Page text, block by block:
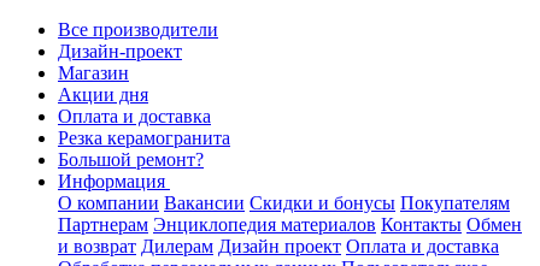
Все производители
Дизайн-проект
Магазин
Акции дня
Оплата и доставка
Резка керамогранита
Большой ремонт?
Информация
О компании Вакансии Скидки и бонусы Покупателям
Партнерам Энциклопедия материалов Контакты Обмен
и возврат Дилерам Дизайн проект Оплата и доставка